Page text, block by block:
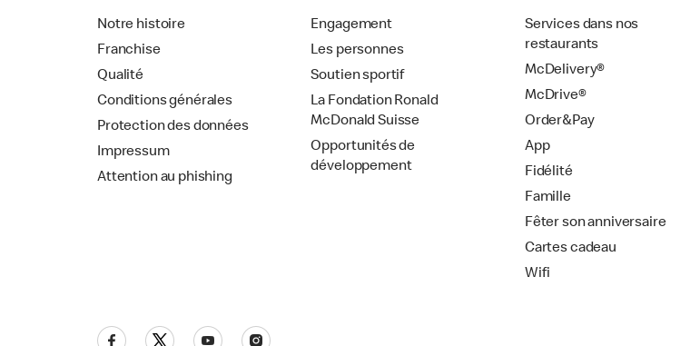
Notre histoire
Franchise
Qualité
Conditions générales
Protection des données
Impressum
Attention au phishing
Engagement
Les personnes
Soutien sportif
La Fondation Ronald
McDonald Suisse
Opportunités de
développement
Services dans nos
restaurants
McDelivery®
McDrive®
Order&Pay
App
Fidélité
Famille
Fêter son anniversaire
Cartes cadeau
Wifi